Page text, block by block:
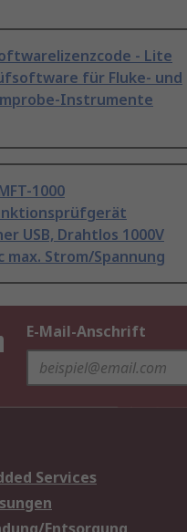
- Lite
für Fluke- und
Instrumente
1000
USB, Drahtlos 1000V
max. Strom/Spannung
E-Mail-Anschrift
Services